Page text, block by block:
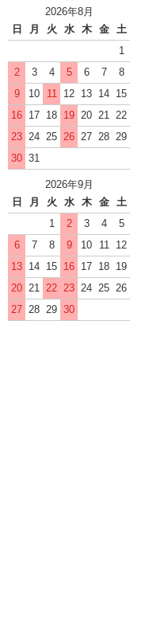
2026年8月
日
月 火 水 木 金
土
1
2
3 4 5 6 7
8
9
10 11 12 13 14 15
16 17 18 19 20 21 22
23 24 25 26 27 28 29
30 31
2026年9月
日
月 火 水 木 金
土
1
2 3 4
5
6
7 8 9 10 11
12
13 14 15 16 17 18 19
20 21 22 23 24 25 26
27 28 29 30